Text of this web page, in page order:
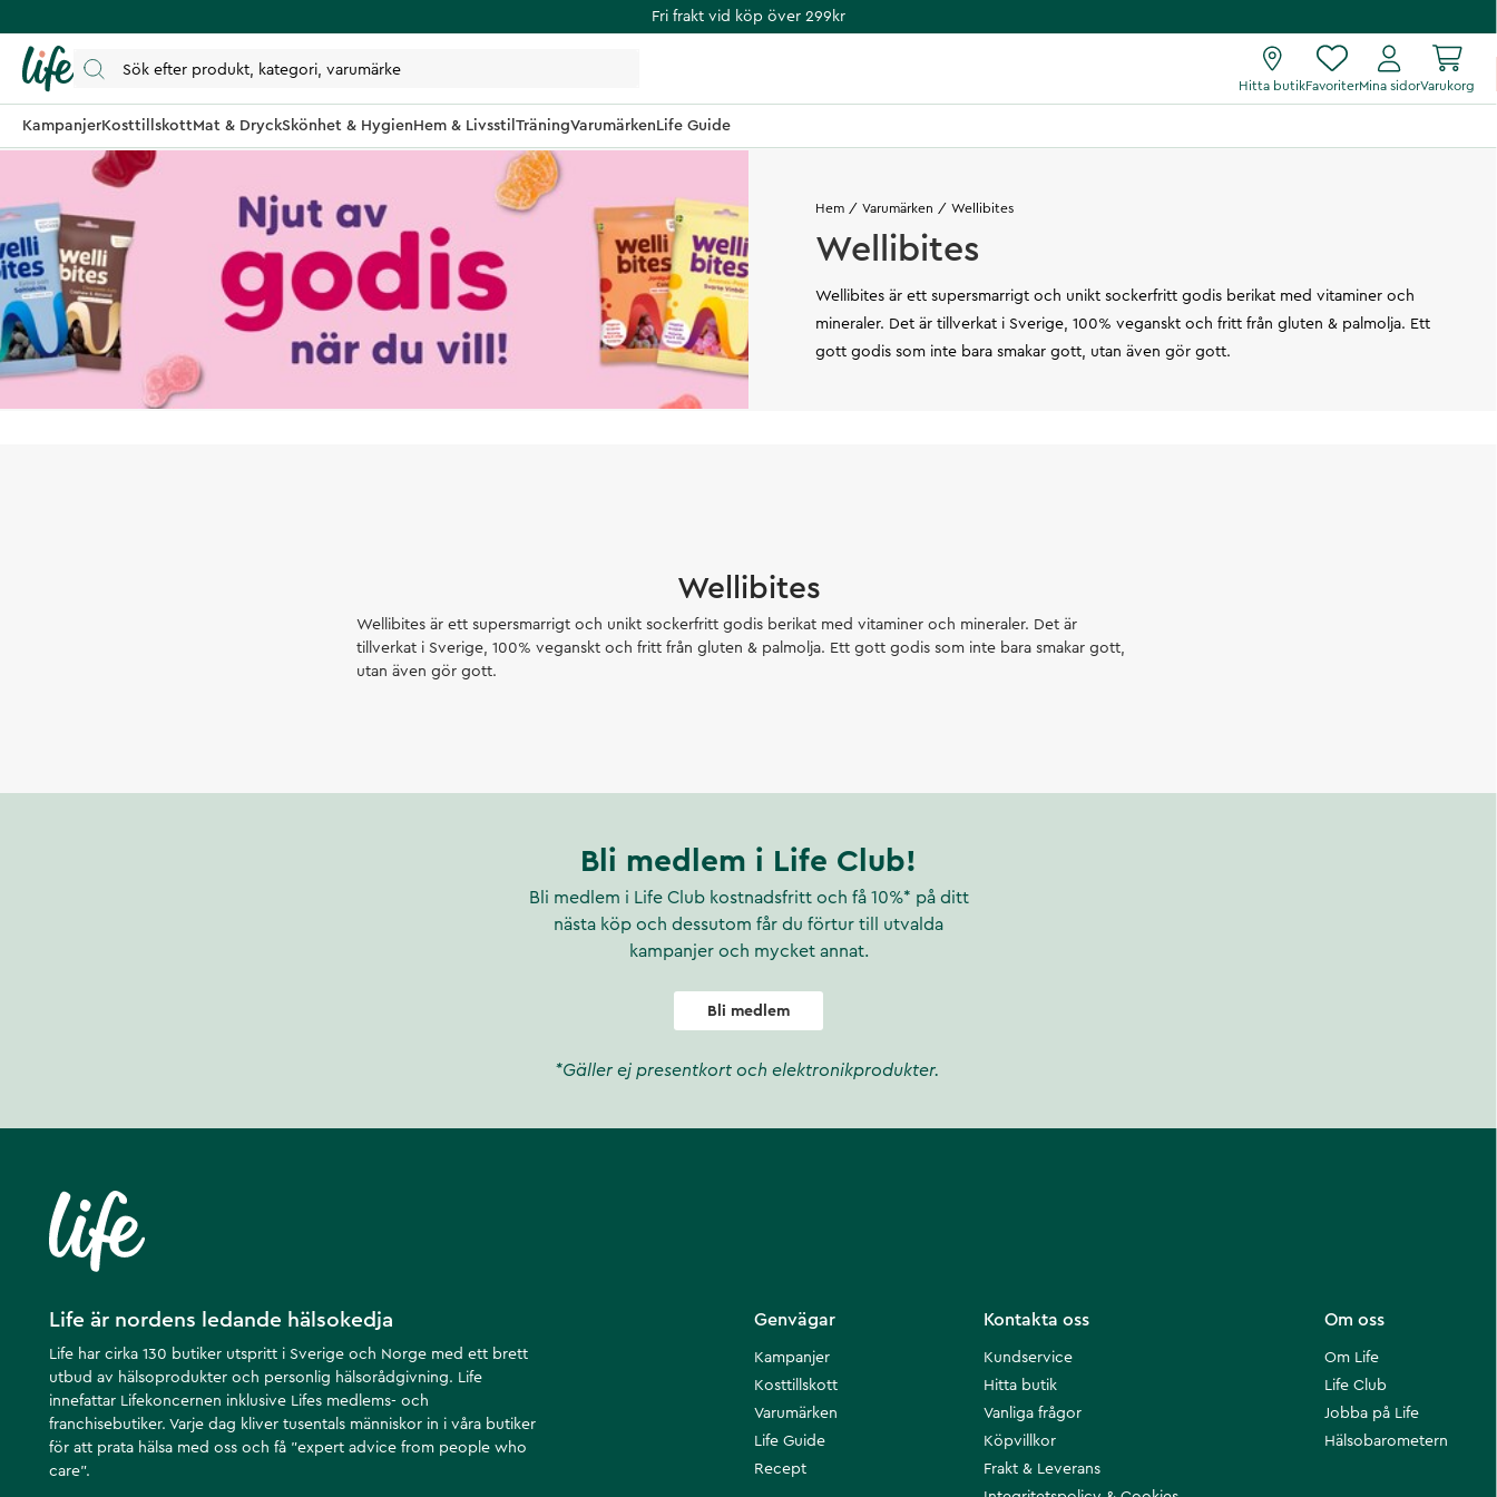
Fri frakt vid köp över 299kr
Hitta butikFavoriterMina sidorVarukorg
KampanjerKosttillskottMat & DryckSkönhet & HygienHem & Livsstil TräningVarumärkenLife Guide
Hem Varumärken Wellibites
Wellibites
Wellibites är ett supersmarrigt och unikt sockerfritt godis berikat med vitaminer och
mineraler. Det är tillverkat i Sverige, 100% veganskt och fritt från gluten & palmolja. Ett
gott godis som inte bara smakar gott, utan även gör gott.
Wellibites
Wellibites är ett supersmarrigt och unikt sockerfritt godis berikat med vitaminer och mineraler. Det är
tillverkat i Sverige, 100% veganskt och fritt från gluten & palmolja. Ett gott godis som inte bara smakar gott,
utan även gör gott.
Bli medlem i Life Club!
Bli medlem i Life Club kostnadsfritt och få 10%* på ditt
nästa köp och dessutom får du förtur till utvalda
kampanjer och mycket annat.
Bli medlem
*Gäller ej presentkort och elektronikprodukter.
Life är nordens ledande hälsokedja
Life har cirka 130 butiker utspritt i Sverige och Norge med ett brett
utbud av hälsoprodukter och personlig hälsorådgivning. Life
innefattar Lifekoncernen inklusive Lifes medlems- och
franchisebutiker. Varje dag kliver tusentals människor in i våra butiker
för att prata hälsa med oss och få ”expert advice from people who
care”.
Om oss
Om Life
Life Club
Jobba på Life
Hälsobarometern
Kontakta oss
Kundservice
Hitta butik
Vanliga frågor
Köpvillkor
Frakt & Leverans
Genvägar
Kampanjer
Kosttillskott
Varumärken
Life Guide
Recept